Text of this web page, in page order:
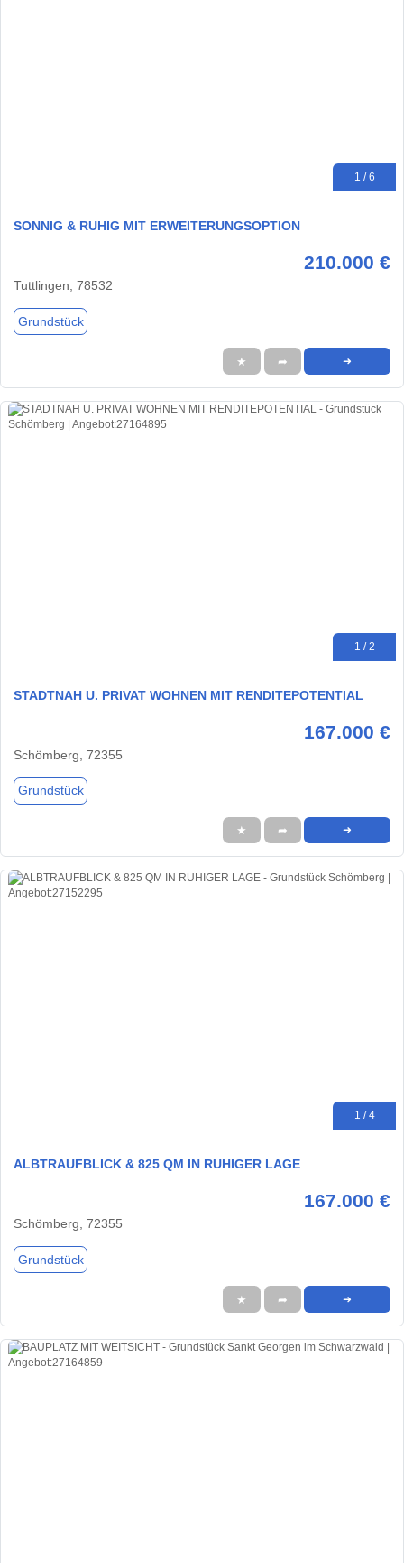
1 / 6
SONNIG & RUHIG MIT ERWEITERUNGSOPTION
210.000 €
Tuttlingen, 78532
Grundstück
★ ➦ ➜
1 / 2
STADTNAH U. PRIVAT WOHNEN MIT RENDITEPOTENTIAL
167.000 €
Schömberg, 72355
Grundstück
★ ➦ ➜
1 / 4
ALBTRAUFBLICK & 825 QM IN RUHIGER LAGE
167.000 €
Schömberg, 72355
Grundstück
★ ➦ ➜